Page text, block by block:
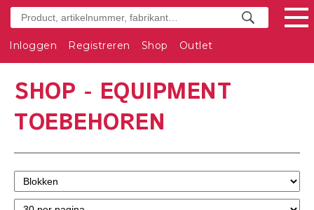
Inloggen Registreren Shop Outlet
SHOP - EQUIPMENT
TOEBEHOREN